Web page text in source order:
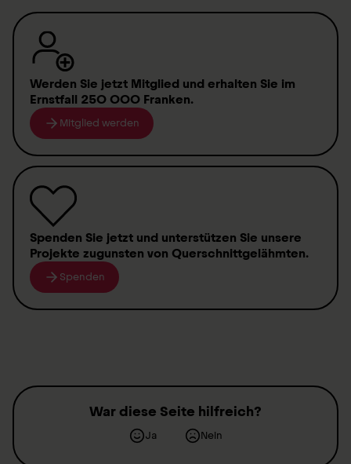
Werden Sie jetzt Mitglied und erhalten Sie im
Ernstfall 250 000 Franken.
Mitglied werden
Spenden Sie jetzt und unterstützen Sie unsere
Projekte zugunsten von Querschnittgelähmten.
Spenden
War diese Seite hilfreich?
Ja Nein